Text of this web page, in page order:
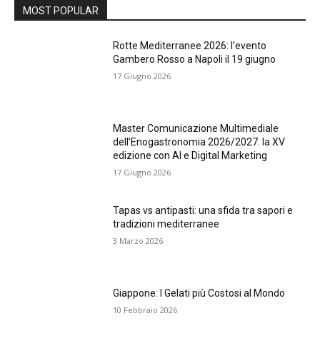
MOST POPULAR
Rotte Mediterranee 2026: l’evento
Gambero Rosso a Napoli il 19 giugno
17 Giugno 2026
Master Comunicazione Multimediale
dell’Enogastronomia 2026/2027: la XV
edizione con AI e Digital Marketing
17 Giugno 2026
Tapas vs antipasti: una sfida tra sapori e
tradizioni mediterranee
3 Marzo 2026
Giappone: I Gelati più Costosi al Mondo
10 Febbraio 2026